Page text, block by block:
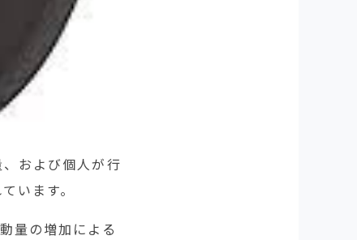
および個人が行
います。
量の増加による